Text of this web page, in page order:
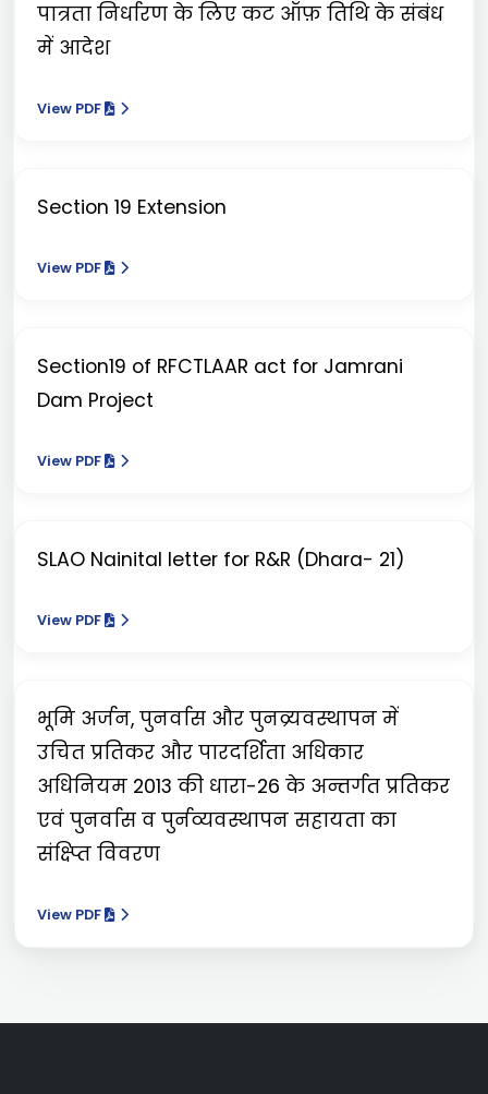
पात्रता निर्धारण के लिए कट ऑफ़ तिथि के संबंध
में आदेश
View PDF
Section 19 Extension
View PDF
Section19 of RFCTLAAR act for Jamrani
Dam Project
View PDF
SLAO Nainital letter for R&R (Dhara- 21)
View PDF
भूमि अर्जन, पुनर्वास और पुनव्र्यवस्थापन में
उचित प्रतिकर और पारदर्शिता अधिकार
अधिनियम 2013 की धारा-26 के अन्तर्गत प्रतिकर
एवं पुनर्वास व पुर्नव्यवस्थापन सहायता का
संक्ष्प्ति विवरण
View PDF